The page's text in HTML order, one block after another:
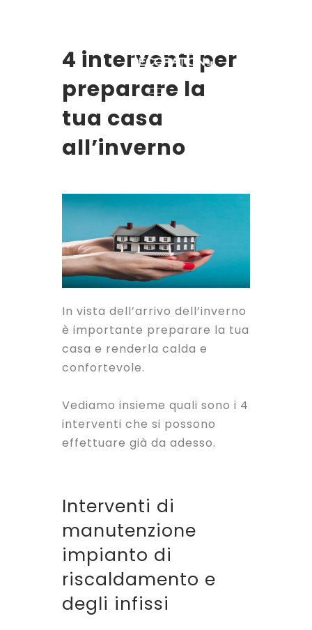
4 interventi per
preparare la
tua casa
all’inverno
In vista dell’arrivo dell’inverno
è importante preparare la tua
casa e renderla calda e
confortevole.
Vediamo insieme quali sono i 4
interventi che si possono
effettuare già da adesso.
Interventi di
manutenzione
impianto di
riscaldamento e
degli infissi